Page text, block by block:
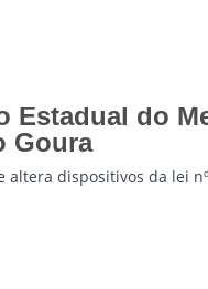
do
Goura
dispositivos da lei